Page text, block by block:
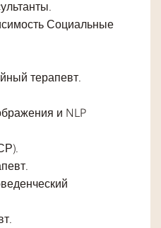
Социальные
терапевт.
и NLP